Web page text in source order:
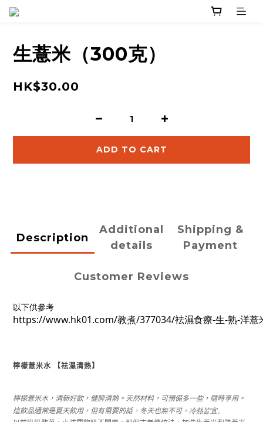
生薏米（300克）
HK$30.00
ADD TO CART
Description
Additional
details
Shipping &
Payment
Customer Reviews
以下供參考
https://www.hk01.com/教煮/377034/袪濕食療-生-熟-洋
檸檬薏米水 【祛濕清熱】
檸檬薏米水，清新好飲，健脾清熱。天然材料，可預備多一些，隨時享用。
這飲品通常是夏天飲用，但有需要的話，冬天也無不可。 冷熱皆宜。